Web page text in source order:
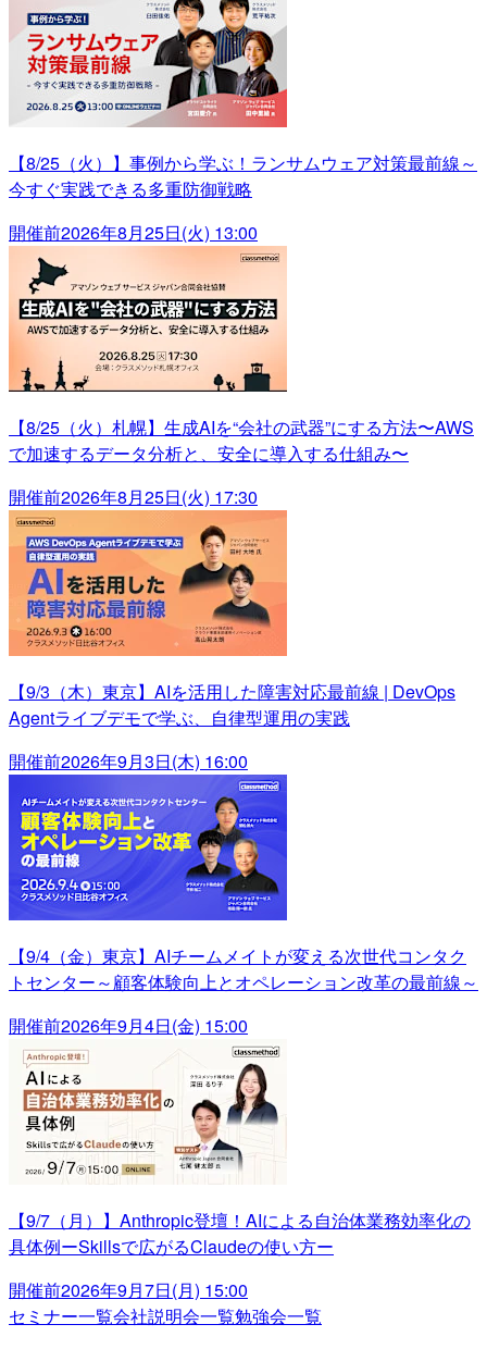
【8/25（火）】事例から学ぶ！ランサムウェア対策最前線～
今すぐ実践できる多重防御戦略
開催前2026年8月25日(火) 13:00
【8/25（火）札幌】生成AIを“会社の武器”にする方法〜AWS
で加速するデータ分析と、安全に導入する仕組み〜
開催前2026年8月25日(火) 17:30
【9/3（木）東京】AIを活用した障害対応最前線 | DevOps
Agentライブデモで学ぶ、自律型運用の実践
開催前2026年9月3日(木) 16:00
【9/4（金）東京】AIチームメイトが変える次世代コンタク
トセンター～顧客体験向上とオペレーション改革の最前線～
開催前2026年9月4日(金) 15:00
【9/7（月）】Anthropic登壇！AIによる自治体業務効率化の
具体例ーSkillsで広がるClaudeの使い方ー
開催前2026年9月7日(月) 15:00
セミナー一覧会社説明会一覧勉強会一覧